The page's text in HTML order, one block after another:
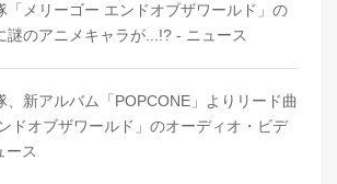
「メリーゴー エンドオブザワールド」の
謎のアニメキャラが...!? - ニュース
、新アルバム「POPCONE」よりリード曲
ドオブザワールド」のオーディオ・ビデ
ース